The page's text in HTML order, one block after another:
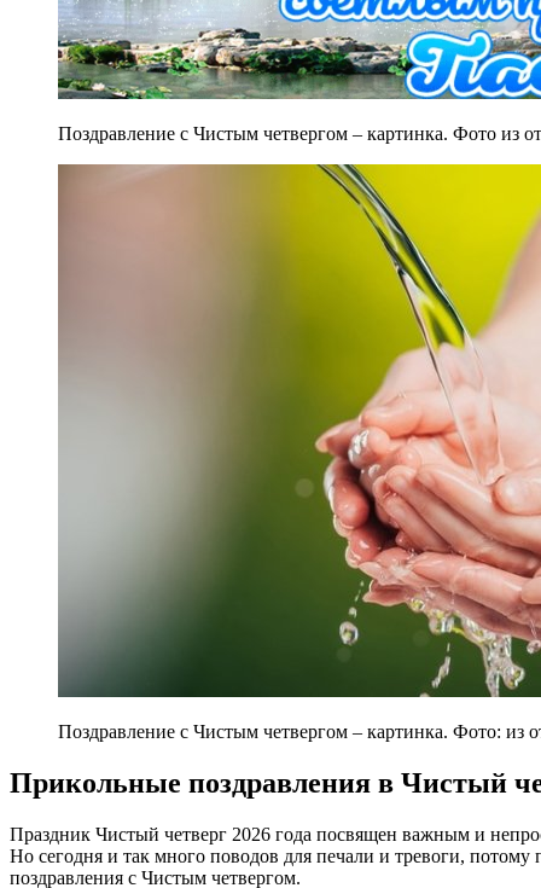
Поздравление с Чистым четвергом – картинка. Фото из
Поздравление с Чистым четвергом – картинка. Фото: из
Прикольные поздравления в Чистый
Праздник Чистый четверг 2026 года посвящен важным и
Но сегодня и так много поводов для печали и тревоги,
поздравления с Чистым четвергом.